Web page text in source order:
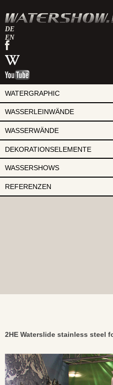
DE
EN
watershow
auf
facebook
watershow
bei
wikipedia
watershow
youtube
WATERGRAPHIC
WASSERLEINWÄNDE
WASSERWÄNDE
DEKORATIONSELEMENTE
WASSERSHOWS
REFERENZEN
2HE Waterslide stainless steel